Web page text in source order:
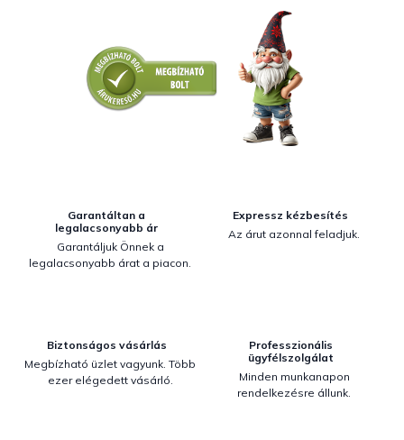
Garantáltan a
legalacsonyabb ár
Garantáljuk Önnek a
legalacsonyabb árat a piacon.
Expressz kézbesítés
Az árut azonnal feladjuk.
Biztonságos vásárlás
Megbízható üzlet vagyunk. Több
ezer elégedett vásárló.
Professzionális
ügyfélszolgálat
Minden munkanapon
rendelkezésre állunk.